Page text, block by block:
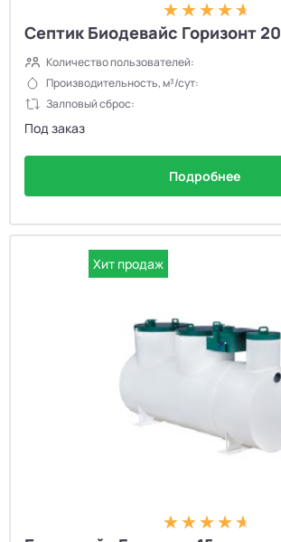
Септик Биодевайс Горизонт 20
Количество пользователей:
Производительность, м³/сут:
Залповый сброс:
Под заказ
Подробнее
Хит продаж